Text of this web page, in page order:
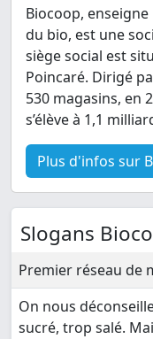
Biocoop,
du bio, est une
siège social est
Poincaré. Dirigé
530 magasins, en
s’élève à 1,1
Plus d'infos sur
Slogans
Premier réseau de
On nous
sucré, trop salé.